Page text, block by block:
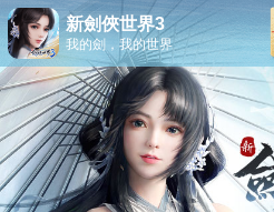
新劍俠世界3
我的劍，我的世界